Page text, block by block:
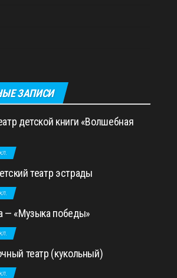
ЗАПИСИ
детской книги «Волшебная
театр эстрады
— «Музыка победы»
театр (кукольный)